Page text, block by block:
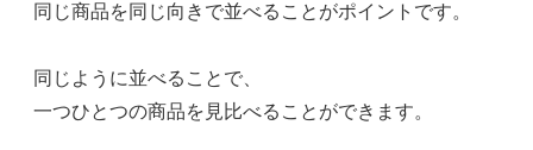
同じ商品を同じ向きで並べることがポイントです。
同じように並べることで、
一つひとつの商品を見比べることができます。